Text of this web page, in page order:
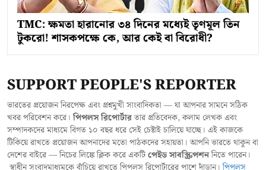
TMC: ক্ষমতা হারানোর ৩৪ দিনের মধ্যেই তৃণমূল তিন
টুকরো! শাসকপক্ষে কে, আর কেই বা বিরোধী?
SUPPORT PEOPLE'S REPORTER
ভারতের প্রয়োজন নিরপেক্ষ এবং প্রশ্নমুখী সাংবাদিকতা — যা আপনার সামনে সঠিক
খবর পরিবেশন করে।পিপলস রিপোর্টারতার প্রতিবেদক, কলাম লেখক এবং
সম্পাদকদের মাধ্যমে বিগত ১০ বছর ধরে সেই চেষ্টাই চালিয়ে যাচ্ছে। এই কাজকে
টিকিয়ে রাখতে প্রয়োজন আপনাদের মতো পাঠকদের সহায়তা। আপনি ভারতে থাকুন বা
দেশের বাইরে — নিচের লিঙ্কে ক্লিক করে একটিপেইড সাবস্ক্রিপশননিতে পারেন।